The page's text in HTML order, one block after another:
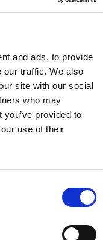
and ads, to provide
our traffic. We also
site with our social
who may
provided to
use of their